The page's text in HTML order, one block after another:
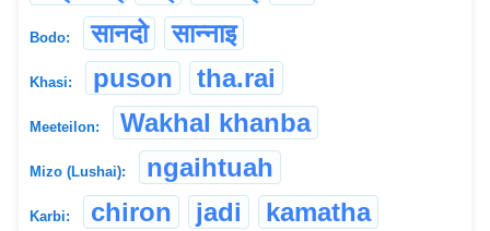
Bodo: सानदो सान्नाइ
Khasi: puson tha.rai
Meeteilon: Wakhal khanba
Mizo (Lushai): ngaihtuah
Karbi: chiron jadi
kamatha